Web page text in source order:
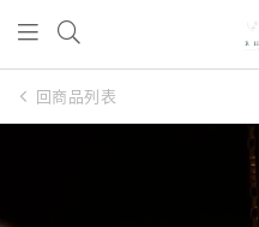
回商品列表